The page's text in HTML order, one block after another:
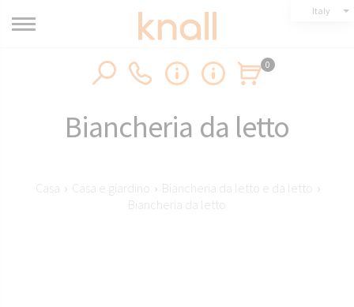
Italy
0
Biancheria da letto
Casa › Casa e giardino › Biancheria da letto e da letto
›
Biancheria da letto